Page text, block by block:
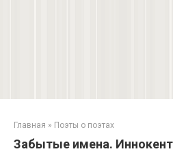
Главная » Поэты о поэтах
Забытые имена.